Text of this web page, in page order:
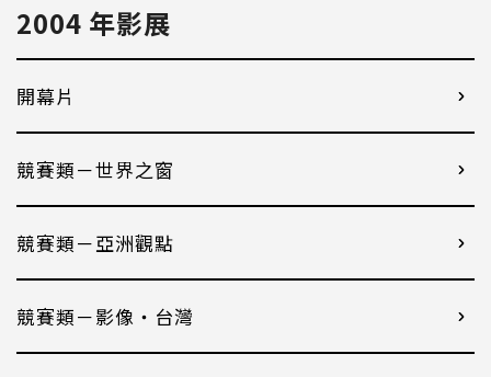
2004 年影展
開幕片
競賽類－世界之窗
競賽類－亞洲觀點
競賽類－影像・台灣